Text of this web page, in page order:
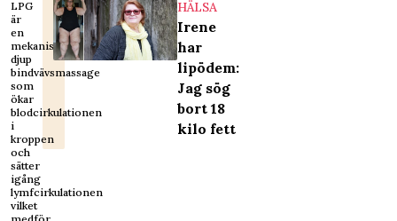
LPG
är
en
mekanisk
djup
bindvävsmassage
som
ökar
blodcirkulationen
i
kroppen
och
sätter
igång
lymfcirkulationen
vilket
HÄLSA
Irene
har
lipödem:
Jag sög
bort 18
kilo fett